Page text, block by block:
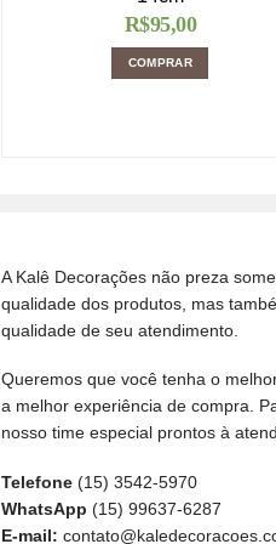
R$95,00
COMPRAR
A Kalê Decorações não preza
qualidade dos produtos, mas
qualidade de seu atendimento.
Queremos que você tenha o
a melhor experiência de compra.
nosso time especial prontos à
Telefone (15) 3542-5970
WhatsApp (15) 99637-6287
E-mail: